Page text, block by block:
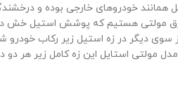
همانند خودروهای خارجی بوده و
مولتی هستیم که پوشش استیل خش دار
سوی دیگر در زه استیل زیر رکاب
مولتی استایل این زه کامل زیر هر